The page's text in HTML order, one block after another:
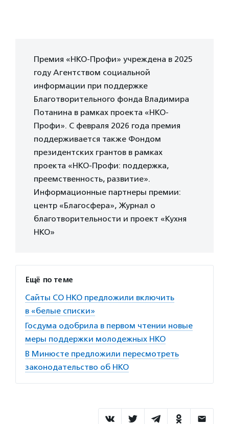
Премия «НКО-Профи» учреждена в 2025
году Агентством социальной
информации при поддержке
Благотворительного фонда Владимира
Потанина в рамках проекта «НКО-
Профи». С февраля 2026 года премия
поддерживается также Фондом
президентских грантов в рамках
проекта «НКО-Профи: поддержка,
преемственность, развитие».
Информационные партнеры премии:
центр «Благосфера», Журнал о
благотворительности и проект «Кухня
НКО»
Ещё по теме
Сайты СО НКО предложили включить
в «белые списки»
Госдума одобрила в первом чтении новые
меры поддержки молодежных НКО
В Минюсте предложили пересмотреть
законодательство об НКО